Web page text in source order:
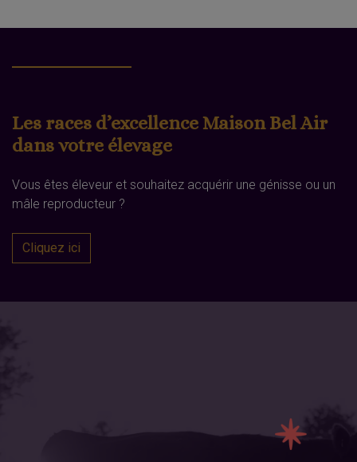
Les races d’excellence Maison Bel Air
dans votre élevage
Vous êtes éleveur et souhaitez acquérir une génisse ou un
mâle reproducteur ?
Cliquez ici